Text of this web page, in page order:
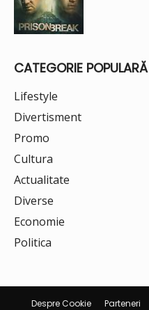
CATEGORIE POPULARĂ
Lifestyle
Divertisment
Promo
Cultura
Actualitate
Diverse
Economie
Politica
Despre Cookie Parteneri